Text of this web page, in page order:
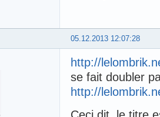
05.12.2013 12:07:28
http://
se fait doubler
http://